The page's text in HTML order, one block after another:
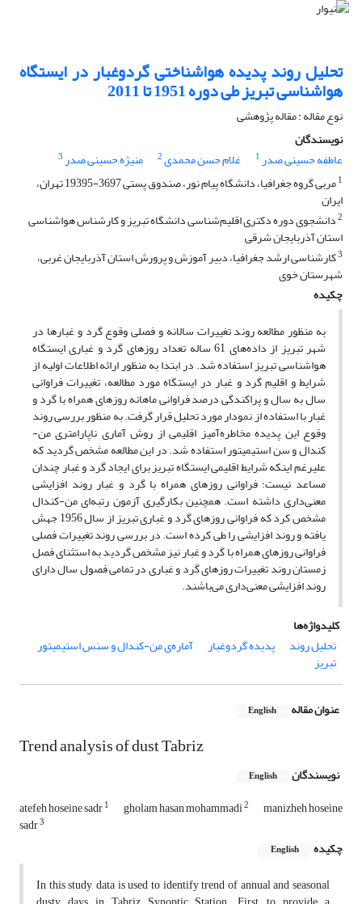
تحلیل روند پدیده هواشناختی گردوغبار در ایستگاه
هواشناسی تبریز طی دوره 1951 تا 2011
نوع مقاله : مقاله پژوهشی
نویسندگان
عاطفه حسینی صدر1 غلام حسن محمدی2 منیژه حسینی صدر3
1
مربی گروه جغرافیا، دانشگاه پیام نور، صندوق پستی 3697-19395 تهران،
ایران
2دانشجوی دوره دکتری اقلیم‌شناسی دانشگاه تبریز و کارشناس هواشناسی
استان آذربایجان شرقی
3کارشناسی ارشد جغرافیا، دبیر آموزش و پرورش استان آذربایجان غربی،
شهرستان خوی
چکیده
به منظور مطالعه روند تغییرات سالانه و فصلی وقوع گرد و غبارها در
شهر تبریز از داده‌های 61 ساله تعداد روزهای گرد و غباری ایستگاه
هواشناسی تبریز استفاده شد. در ابتدا به منظور ارائه اطلاعات اولیه از
شرایط و اقلیم گرد و غبار در ایستگاه مورد مطالعه، تغییرات فراوانی
سال به سال و پراکندگی درصد فراوانی ماهانه روزهای همراه با گرد و
غبار با استفاده از نمودار مورد تحلیل قرار گرفت. به منظور بررسی روند
وقوع این پدیده مخاطره‌آمیز اقلیمی از روش آماری ناپارامتری من-
کندال و سن استیمیتور استفاده شد. در این مطالعه مشخص گردید که
علیرغم اینکه شرایط اقلیمی ایستگاه تبریز برای ایجاد گرد و غبار چندان
مساعد نیست؛ فراوانی روزهای همراه با گرد و غبار روند افزایشی
معنی‌داری داشته است. همچنین بکارگیری آزمون رتبه‌ای من-کندال
مشخص کرد که فراوانی روزهای گرد و غباری تبریز از سال 1956 جهش
یافته و روند افزایشی را طی کرده است. در بررسی روند تغییرات فصلی
فراوانی روزهای همراه با گرد و غبار نیز مشخص گردید به استثنای فصل
زمستان روند تغییرات روزهای گرد و غباری در تمامی فصول سال دارای
روند افزایشی معنی‌داری می‌باشند.
کلیدواژه‌ها
تحلیل روند
پدیده گردوغبار آماره‌ی من-کندال و سنس استیمیتور
تبریز
عنوان مقاله English
Trend analysis of dust Tabriz
نویسندگان English
atefeh hoseine sadr1 gholam hasan mohammadi2 manizheh hoseine
sadr3
چکیده English
In this study, data is used to identify trend of annual and seasonal